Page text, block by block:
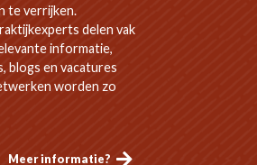
te verrijken.
delen vak
informatie,
blogs en vacatures
worden zo
Meer informatie?